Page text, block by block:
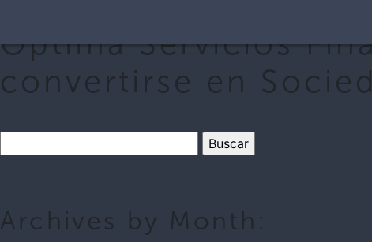
Óptima Servicios
convertirse en
Archives by Month: